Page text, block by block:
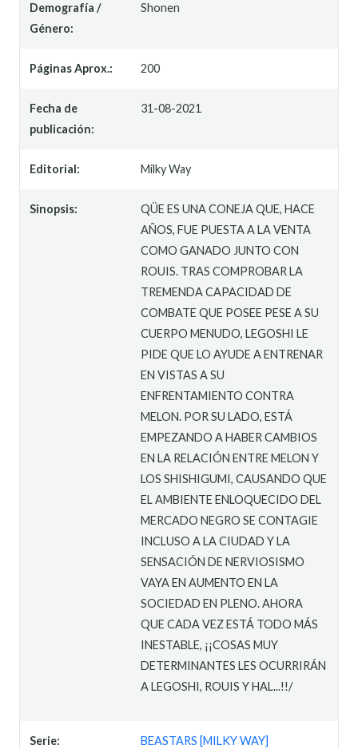
Demografía /
Género:
Shonen
Páginas Aprox.: 200
Fecha de
publicación:
31-08-2021
Editorial: Milky Way
Sinopsis:
QÜE ES UNA CONEJA QUE, HACE
AÑOS, FUE PUESTA A LA VENTA
COMO GANADO JUNTO CON
ROUIS. TRAS COMPROBAR LA
TREMENDA CAPACIDAD DE
COMBATE QUE POSEE PESE A SU
CUERPO MENUDO, LEGOSHI LE
PIDE QUE LO AYUDE A ENTRENAR
EN VISTAS A SU
ENFRENTAMIENTO CONTRA
MELON. POR SU LADO, ESTÁ
EMPEZANDO A HABER CAMBIOS
EN LA RELACIÓN ENTRE MELON Y
LOS SHISHIGUMI, CAUSANDO QUE
EL AMBIENTE ENLOQUECIDO DEL
MERCADO NEGRO SE CONTAGIE
INCLUSO A LA CIUDAD Y LA
SENSACIÓN DE NERVIOSISMO
VAYA EN AUMENTO EN LA
SOCIEDAD EN PLENO. AHORA
QUE CADA VEZ ESTÁ TODO MÁS
INESTABLE, ¡¡COSAS MUY
DETERMINANTES LES OCURRIRÁN
A LEGOSHI, ROUIS Y HAL...!!/
Serie: BEASTARS [MILKY WAY]